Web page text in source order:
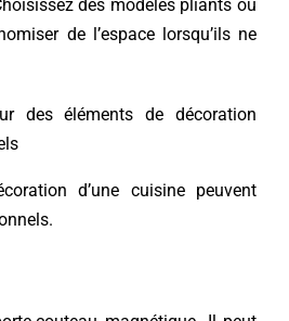
des modèles pliants ou
de l’espace lorsqu’ils ne
des éléments de décoration
d’une cuisine peuvent